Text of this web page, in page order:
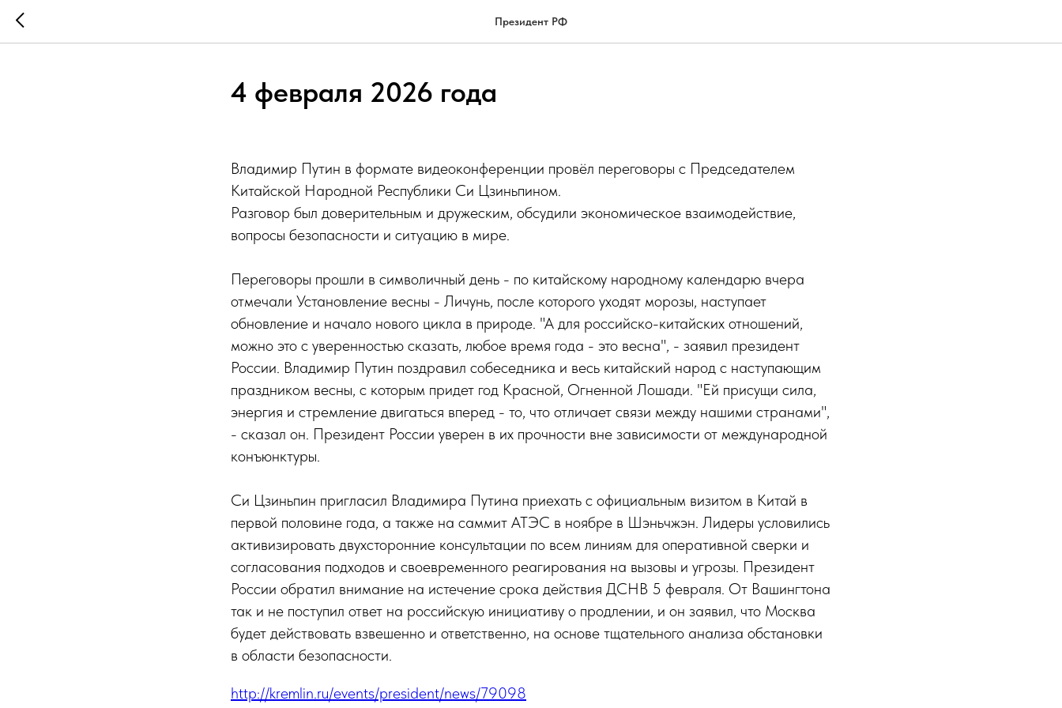
Президент РФ
4 февраля 2026 года
Владимир Путин в формате видеоконференции провёл переговоры с Председателем
Китайской Народной Республики Си Цзиньпином.
Разговор был доверительным и дружеским, обсудили экономическое взаимодействие,
вопросы безопасности и ситуацию в мире.
Переговоры прошли в символичный день - по китайскому народному календарю вчера
отмечали Установление весны - Личунь, после которого уходят морозы, наступает
обновление и начало нового цикла в природе. "А для российско-китайских отношений,
можно это с уверенностью сказать, любое время года - это весна", - заявил президент
России. Владимир Путин поздравил собеседника и весь китайский народ с наступающим
праздником весны, с которым придет год Красной, Огненной Лошади. "Ей присущи сила,
энергия и стремление двигаться вперед - то, что отличает связи между нашими странами",
- сказал он. Президент России уверен в их прочности вне зависимости от международной
конъюнктуры.
Си Цзиньпин пригласил Владимира Путина приехать с официальным визитом в Китай в
первой половине года, а также на саммит АТЭС в ноябре в Шэньчжэн. Лидеры условились
активизировать двухсторонние консультации по всем линиям для оперативной сверки и
согласования подходов и своевременного реагирования на вызовы и угрозы. Президент
России обратил внимание на истечение срока действия ДСНВ 5 февраля. От Вашингтона
так и не поступил ответ на российскую инициативу о продлении, и он заявил, что Москва
будет действовать взвешенно и ответственно, на основе тщательного анализа обстановки
в области безопасности.
http://kremlin.ru/events/president/news/79098